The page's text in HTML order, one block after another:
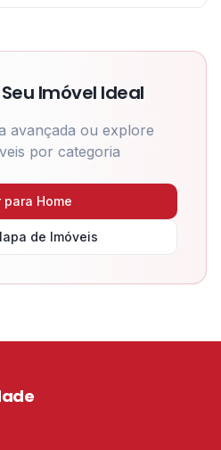
Imóvel Ideal
avançada ou explore
por categoria
para Home
de Imóveis